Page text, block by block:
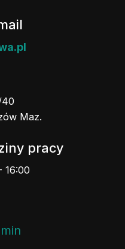
40
Maz.
pracy
16:00